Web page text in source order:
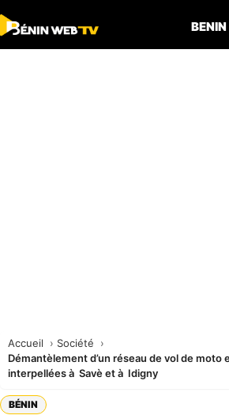
BENIN
Accueil
Société
Démantèlement d’un réseau de vol de
interpellées à Savè et à Idigny
BÉNIN